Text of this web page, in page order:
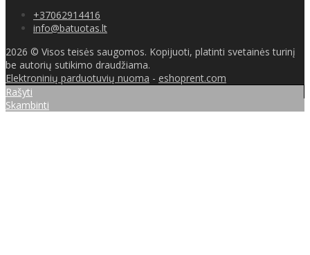
+37062914416
info@batuotas.lt
2026 © Visos teisės saugomos. Kopijuoti, platinti svetainės turinį
be autorių sutikimo draudžiama.
Elektroninių parduotuvių nuoma - eshoprent.com
Rašyti
Skambinti